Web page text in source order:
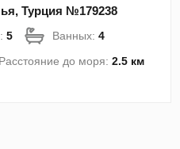
Турция №179238
5 Ванных:4
Расстояние до моря:2.5 км